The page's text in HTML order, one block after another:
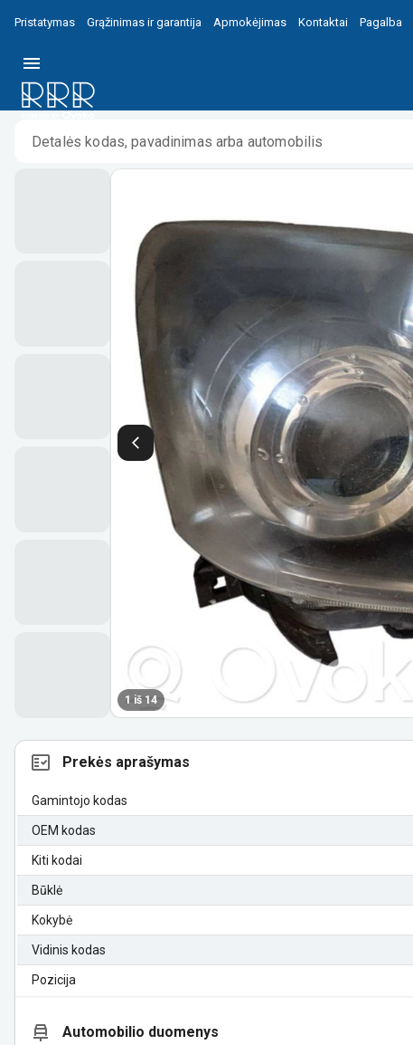
Pristatymas Grąžinimas ir garantija Apmokėjimas Kontaktai Pagalba
Pradžia / / Toyota Avensis T250 Priekinis žibintas 8117005250
1 iš 14
Prekės aprašymas
Gamintojo kodas
OEM kodas
Kiti kodai
Būklė
Kokybė
Vidinis kodas
Pozicija
Automobilio duomenys